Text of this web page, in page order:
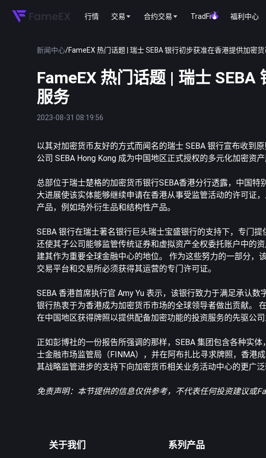
行情 交易 合约交易 TradFi 福利中心
新闻中心/FameEX 热门话题 | 瑞士 SEBA 银行初步获准在香港提供加密
FameEX 热门话题 | 瑞士
服务
2023-08-31 08:19:56
以其对加密货币友好的方式而闻名的瑞士 SEBA 银行宣布收到
公司 SEBA Hong Kong 成为中国地区正式授权的多元化加密资产
总部位于瑞士楚格的加密货币银行SEBA香港分行透露，中国
大进展使该实体能够继续申请在香港从事受监管活动的许可证
产品，例如场外衍生品和结构性产品。
SEBA 银行在瑞士著名银行巨头瑞士宝盛银行的支持下，专门
还使其子公司能够监管传统证券和虚拟资产全权委托账户中的
建其作为重要全球金融中心的地位。 作为这些努力的一部分
交易平台和交易所必须获得其运营的专门许可证。
SEBA 香港首席执行官 Amy Yu 表示，该银行致力于满足承认
银行热衷于为香港成为加密货币市场的全球领导者做出贡献。
在中国地区获得牌照以提供配备加密功能的投资服务的先驱公
正如彭博社的一份报告所强调的那样，SEBA 集团包含各种实
士金融市场监管局（FINMA），并在阿布扎比寻求牌照，香港
其战略监管进步的支持下向加密货币相关业务活动中心的更广泛
免责声明：本节提供的信息仅供参考，不代表任何投资建议或
关于我们 系列产品